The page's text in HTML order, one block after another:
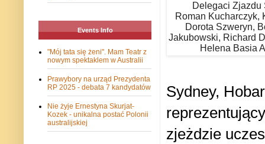
Delegaci
Roman Kucharczyk,
Dorota Szweryn,
Jakubowski, Richard
Helena Basia
Sydney,
zjeżdzie
Events Info
"Mój tata się żeni". Mam Teatr z
nowym spektaklem w Australii
Prawybory na urząd Prezydenta
RP 2025 - debata 7 kandydatów
Nie żyje Ernestyna Skurjat-
Kozek - unikalna postać Polonii
australijskiej